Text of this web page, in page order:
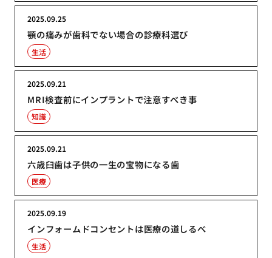
顎の痛みが歯科でない場合の診療科選び
2025.09.25
生活
MRI検査前にインプラントで注意すべき事
2025.09.21
知識
六歳臼歯は子供の一生の宝物になる歯
2025.09.21
医療
インフォームドコンセントは医療の道しるべ
2025.09.19
生活